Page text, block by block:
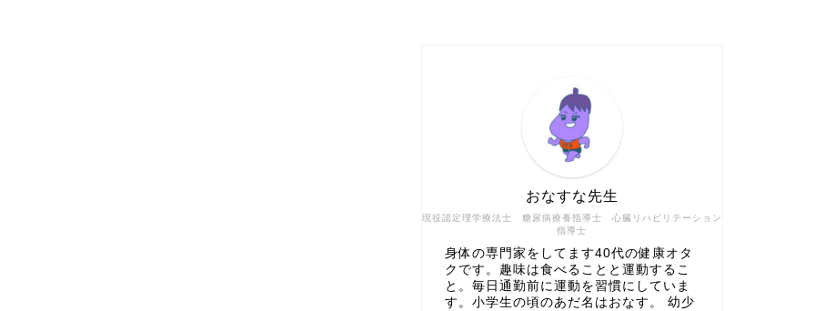
現役認定理学療法士 糖尿病療養指導士 心臓リハビリテーション
指導士
おなすな先生
身体の専門家をしてます40代の健康オタ
クです。趣味は食べることと運動するこ
と。毎日通勤前に運動を習慣にしていま
す。小学生の頃のあだ名はおなす。 幼少